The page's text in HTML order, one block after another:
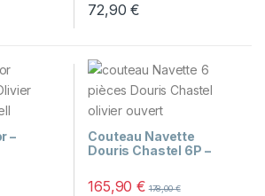
72,90€
–
Couteau Navette
Douris Chastel 6P –
165,90€ 178,00€